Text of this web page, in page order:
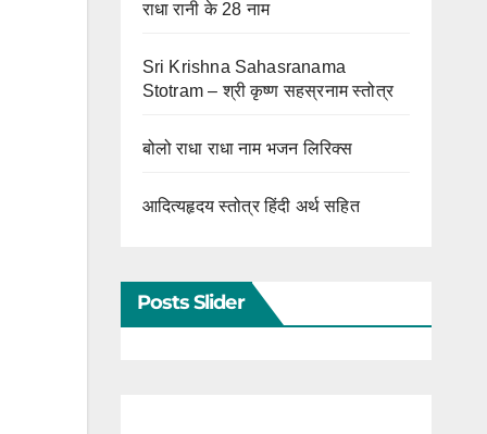
राधा रानी के 28 नाम
Sri Krishna Sahasranama
Stotram – श्री कृष्ण सहस्रनाम स्तोत्र
बोलो राधा राधा नाम भजन लिरिक्स
आदित्यहृदय स्तोत्र हिंदी अर्थ सहित
Posts Slider